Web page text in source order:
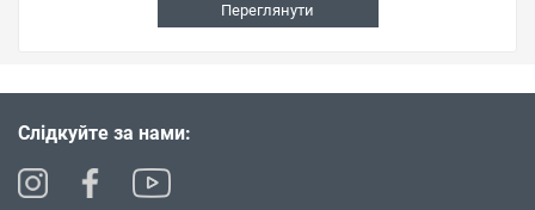
Переглянути
Слідкуйте за нами: